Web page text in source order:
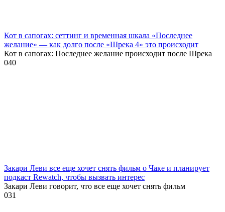
Кот в сапогах: сеттинг и временная шкала «Последнее
желание» — как долго после «Шрека 4» это происходит
Кот в сапогах: Последнее желание происходит после Шрека
040
Закари Леви все еще хочет снять фильм о Чаке и планирует
подкаст Rewatch, чтобы вызвать интерес
Закари Леви говорит, что все еще хочет снять фильм
031